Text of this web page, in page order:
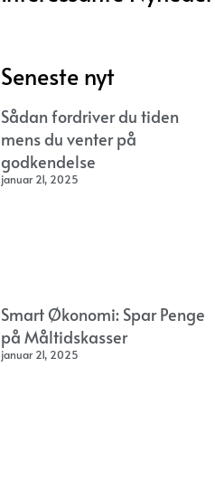
Seneste nyt
Sådan fordriver du tiden
mens du venter på
godkendelse
januar 21, 2025
Smart Økonomi: Spar Penge
på Måltidskasser
januar 21, 2025